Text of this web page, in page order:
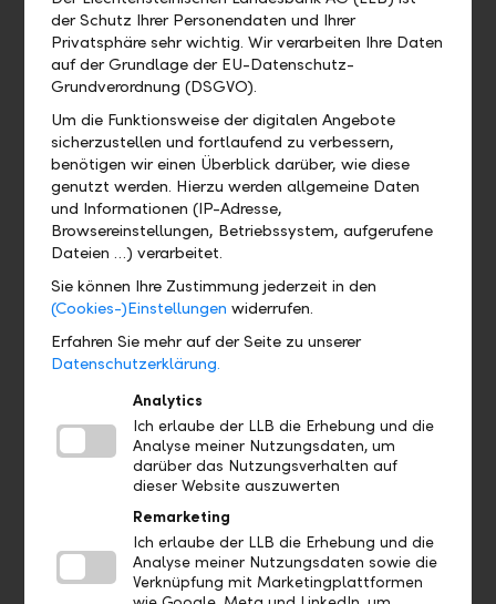
Wo kann ich das QR-Zahlteil
finden?
Wo finde ich mein eBill Postfach?
Gibt es eine Demoversion und wo
finde ich sie?
Wo finde ich das Profil?
Wo sehe ich welches Bankpaket ich
habe?
Wo finde ich meine Debit- und
Kreditkarten?
Bis wann muss ich eine Zahlung
der Schutz Ihrer Personendaten und Ihrer
Privatsphäre sehr wichtig. Wir verarbeiten Ihre Daten
auf der Grundlage der EU-Datenschutz-
Grundverordnung (DSGVO).
Um die Funktionsweise der digitalen Angebote
sicherzustellen und fortlaufend zu verbessern,
benötigen wir einen Überblick darüber, wie diese
genutzt werden. Hierzu werden allgemeine Daten
und Informationen (IP-Adresse,
Browsereinstellungen, Betriebssystem, aufgerufene
Dateien …) verarbeitet.
Sie können Ihre Zustimmung jederzeit in den
(Cookies-)Einstellungen widerrufen.
Erfahren Sie mehr auf der Seite zu unserer
Datenschutzerklärung.
Analytics
Ich erlaube der LLB die Erhebung und die
Analyse meiner Nutzungsdaten, um
darüber das Nutzungsverhalten auf
dieser Website auszuwerten
Remarketing
Ich erlaube der LLB die Erhebung und die
Analyse meiner Nutzungsdaten sowie die
Verknüpfung mit Marketingplattformen